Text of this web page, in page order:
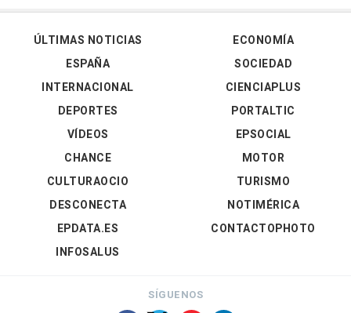
ÚLTIMAS NOTICIAS
ESPAÑA
INTERNACIONAL
DEPORTES
VÍDEOS
ECONOMÍA
SOCIEDAD
CIENCIAPLUS
PORTALTIC
EPSOCIAL
CHANCE
CULTURAOCIO
DESCONECTA
EPDATA.ES
INFOSALUS
MOTOR
TURISMO
NOTIMÉRICA
CONTACTOPHOTO
SÍGUENOS